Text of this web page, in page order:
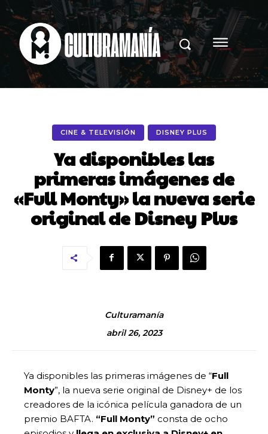
CINE & TELEVISIÓN DISNEY PLUS
Ya disponibles las
primeras imágenes de
«Full Monty» la nueva serie
original de Disney Plus
Culturamanía
abril 26, 2023
Ya disponibles las primeras imágenes de “Full
Monty”, la nueva serie original de Disney+ de los
creadores de la icónica película ganadora de un
premio BAFTA. “Full Monty” consta de ocho